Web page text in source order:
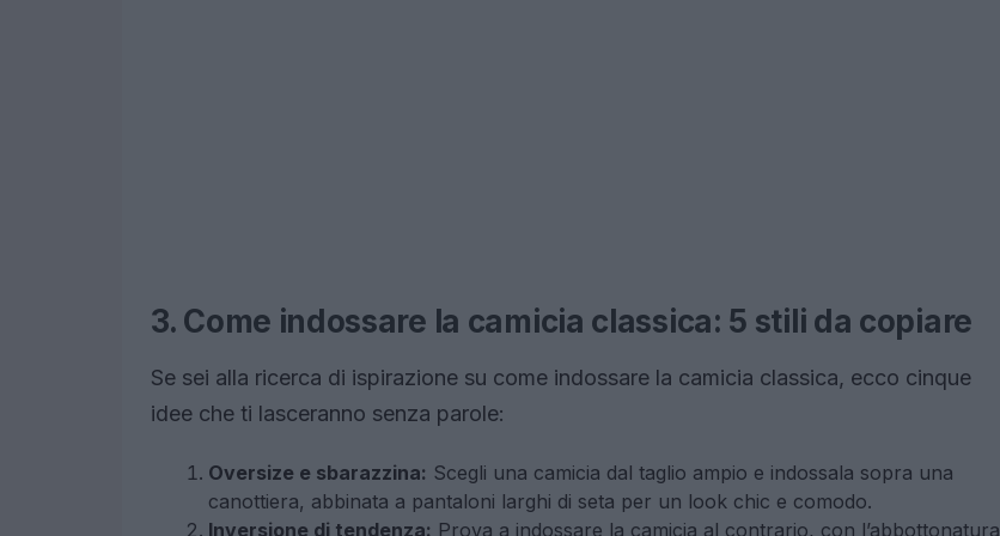
3. Come indossare la camicia classica: 5 stili da copiare
Se sei alla ricerca di ispirazione su come indossare la camicia classica, ecco cinque
idee che ti lasceranno senza parole:
Oversize e sbarazzina: Scegli una camicia dal taglio ampio e indossala sopra una
canottiera, abbinata a pantaloni larghi di seta per un look chic e comodo.
Inversione di tendenza: Prova a indossare la camicia al contrario, con l’abbottonatura